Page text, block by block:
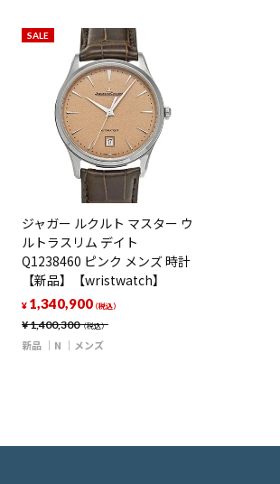
SALE
ジャガー ルクルト マスター ウ
ルトラスリム デイト
Q1238460 ピンク メンズ 時計
【新品】【wristwatch】
¥1,400,300（税込）
¥ 1,340,900（税込）
新品 N メンズ